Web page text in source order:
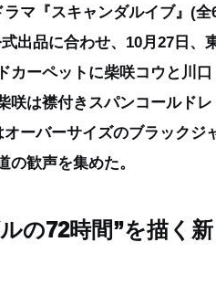
マ『スキャンダルイブ』(全
出品に合わせ、10月27日、
カーペットに柴咲コウと川口
咲は襟付きスパンコールドレ
ーバーサイズのブラックジ
の歓声を集めた。
の72時間”を描く新